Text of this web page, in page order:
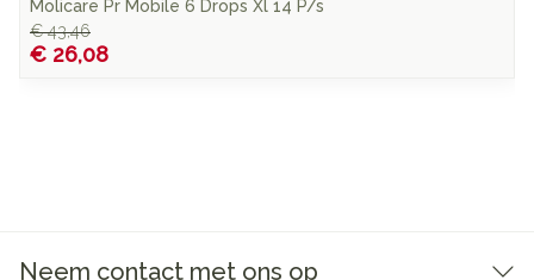
Molicare Pr Mobile 6 Drops Xl 14 P/s
€ 43,46
€ 26,08
Neem contact met ons op